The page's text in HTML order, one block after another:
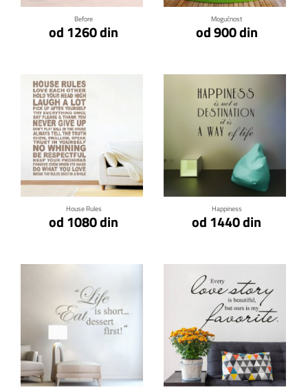
Before
od 1260 din
Mogućnost
od 900 din
House Rules
od 1080 din
Klikni za detalje
Happiness
od 1440 din
Klikni za detalje
Klikni za detalje Klikni za detalje